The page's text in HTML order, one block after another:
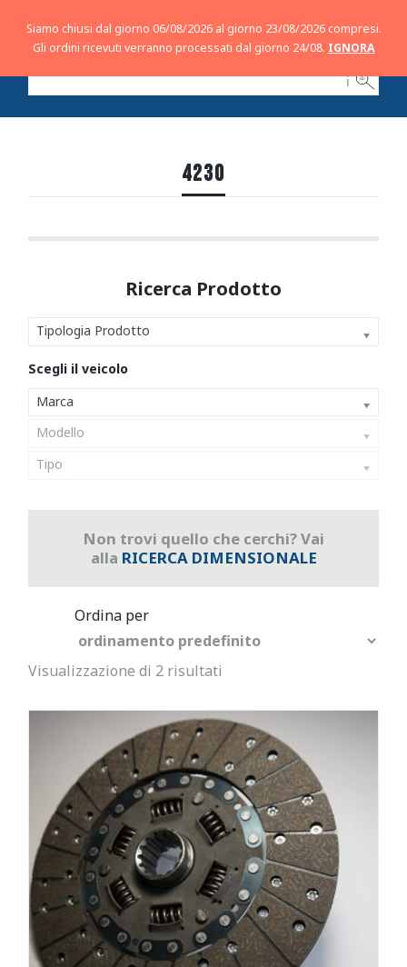
ℹ
4230
Tipologia Prodotto
Marca
Modello
Tipo
Non trovi quello che cerchi? Vai
alla RICERCA DIMENSIONALE
Visualizzazione di 2 risultati
Siamo chiusi dal giorno 06/08/2026 al giorno 23/08/2026 compresi.
Gli ordini ricevuti verranno processati dal giorno 24/08. IGNORA